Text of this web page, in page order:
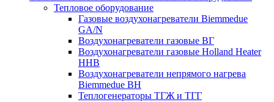
Тепловое оборудование
Газовые воздухонагреватели Biemmedue
GA/N
Воздухонагреватели газовые ВГ
Воздухонагреватели газовые Holland Heater
HHB
Воздухонагреватели непрямого нагрева
Biemmedue BH
Теплогенераторы ТГЖ и ТГГ